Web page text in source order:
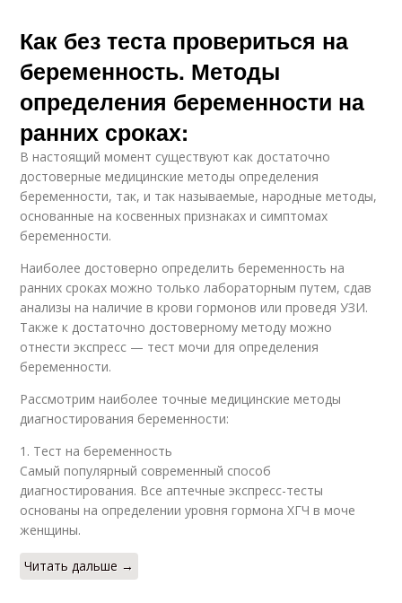
Как без теста провериться на
беременность. Методы
определения беременности на
ранних сроках:
В настоящий момент существуют как достаточно
достоверные медицинские методы определения
беременности, так, и так называемые, народные методы,
основанные на косвенных признаках и симптомах
беременности.
Наиболее достоверно определить беременность на
ранних сроках можно только лабораторным путем, сдав
анализы на наличие в крови гормонов или проведя УЗИ.
Также к достаточно достоверному методу можно
отнести экспресс — тест мочи для определения
беременности.
Рассмотрим наиболее точные медицинские методы
диагностирования беременности:
1. Тест на беременность
Самый популярный современный способ
диагностирования. Все аптечные экспресс-тесты
основаны на определении уровня гормона ХГЧ в моче
женщины.
Читать дальше →